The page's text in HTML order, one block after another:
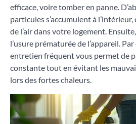
efficace, voire tomber en panne.
particules s’accumulent à
de l’air dans votre logement.
l’usure prématurée de l’appareil.
entretien fréquent vous permet de
constante tout en évitant les
lors des fortes chaleurs.